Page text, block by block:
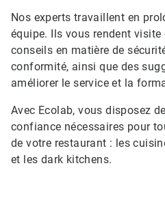
Nos experts travaillent en
équipe. Ils vous rendent
conseils en matière de
conformité, ainsi que des
améliorer le service et la
Avec Ecolab, vous disposez
confiance nécessaires pour
de votre restaurant : les
et les dark kitchens.